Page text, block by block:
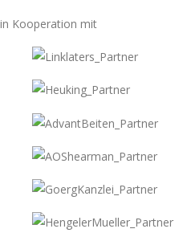
in Kooperation mit